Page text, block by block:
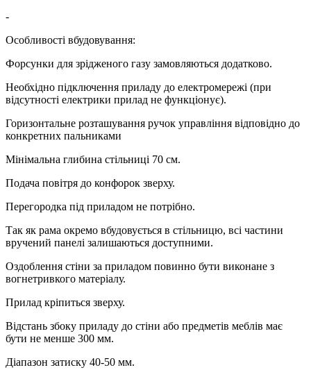
-
Особливості вбудовування:
Форсунки для зрідженого газу замовляються додатково.
Необхідно підключення приладу до електромережі (при
відсутності електрики прилад не функціонує).
Горизонтальне розташування ручок управління відповідно до
конкретних пальниками
Мінімальна глибина стільниці 70 см.
Подача повітря до конфорок зверху.
Перегородка під приладом не потрібно.
Так як рама окремо вбудовується в стільницю, всі частини
вручений панелі залишаються доступними.
Оздоблення стіни за приладом повинно бути виконане з
вогнетривкого матеріалу.
Прилад кріпиться зверху.
Відстань збоку приладу до стіни або предметів меблів має
бути не менше 300 мм.
Діапазон затиску 40-50 мм.